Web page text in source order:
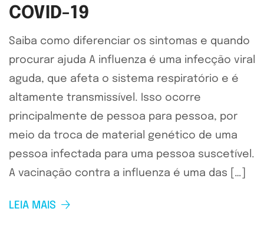
COVID-19
Saiba como diferenciar os sintomas e quando
procurar ajuda A influenza é uma infecção viral
aguda, que afeta o sistema respiratório e é
altamente transmissível. Isso ocorre
principalmente de pessoa para pessoa, por
meio da troca de material genético de uma
pessoa infectada para uma pessoa suscetível.
A vacinação contra a influenza é uma das […]
LEIA MAIS